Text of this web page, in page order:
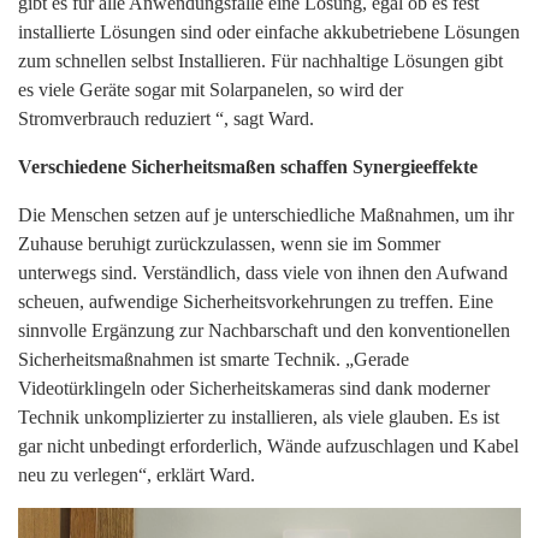
installierte Lösungen sind oder einfache akkubetriebene Lösungen
zum schnellen selbst Installieren. Für nachhaltige Lösungen gibt
es viele Geräte sogar mit Solarpanelen, so wird der
Stromverbrauch reduziert “, sagt Ward.
Verschiedene Sicherheitsmaßen schaffen Synergieeffekte
Die Menschen setzen auf je unterschiedliche Maßnahmen, um ihr
Zuhause beruhigt zurückzulassen, wenn sie im Sommer
unterwegs sind. Verständlich, dass viele von ihnen den Aufwand
scheuen, aufwendige Sicherheitsvorkehrungen zu treffen. Eine
sinnvolle Ergänzung zur Nachbarschaft und den konventionellen
Sicherheitsmaßnahmen ist smarte Technik. „Gerade
Videotürklingeln oder Sicherheitskameras sind dank moderner
Technik unkomplizierter zu installieren, als viele glauben. Es ist
gar nicht unbedingt erforderlich, Wände aufzuschlagen und Kabel
neu zu verlegen“, erklärt Ward.